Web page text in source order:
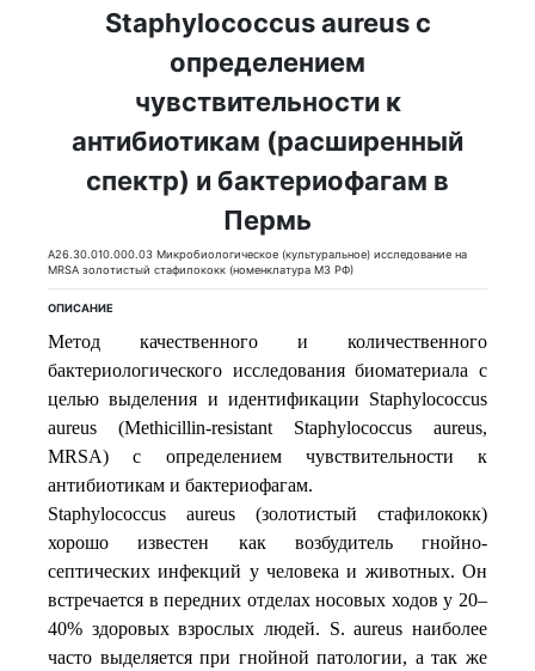
Staphylococcus aureus с
определением
чувствительности к
антибиотикам (расширенный
спектр) и бактериофагам в
Пермь
A26.30.010.000.03 Микробиологическое (культуральное) исследование на
MRSA золотистый стафилококк (номенклатура МЗ РФ)
ОПИСАНИЕ
Метод качественного и количественного
бактериологического исследования биоматериала с
целью выделения и идентификации Staphylococcus
aureus (Methicillin-resistant Staphylococcus aureus,
MRSA) с определением чувствительности к
антибиотикам и бактериофагам.
Staphylococcus aureus (золотистый стафилококк)
хорошо известен как возбудитель гнойно-
септических инфекций у человека и животных. Он
встречается в передних отделах носовых ходов у 20–
40% здоровых взрослых людей. S. aureus наиболее
часто выделяется при гнойной патологии, а так же